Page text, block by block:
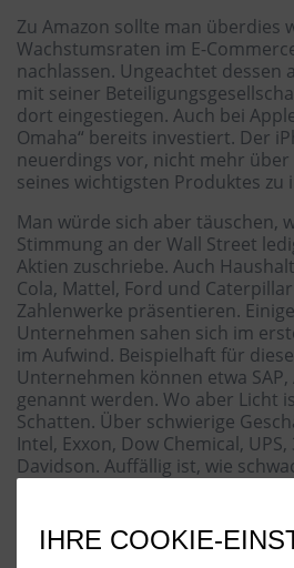
IHRE COOKIE-
Zu Amazon sollte man überdies
Wachstumsraten im E-
nachlassen. Ungeachtet dessen
mit seiner
dort eingestiegen. Auch bei
Omaha“ bereits investiert. Der
neuerdings vor, nicht mehr über
seines wichtigsten Produktes zu
Man würde sich aber täuschen,
Stimmung an der Wall Street
Aktien zuschriebe. Auch
Cola, Mattel, Ford und
Zahlenwerke präsentieren.
Unternehmen sahen sich im
im Aufwind. Beispielhaft für
Unternehmen können etwa
genannt werden. Wo aber Licht
Schatten. Über schwierige
Intel, Exxon, Dow Chemical,
Davidson. Auffällig ist, wie
Chemiesektor gerierte. Die
Lanxess und Covestro machten
Vor allem die kompliziert
weltweiten Automobilbau spielt